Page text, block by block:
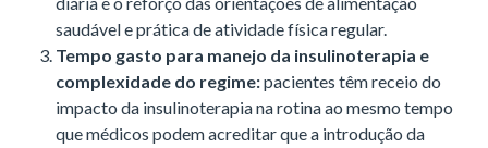
saudável e prática de atividade física regular.
Tempo gasto para manejo da insulinoterapia e
complexidade do regime:pacientes têm receio do
impacto da insulinoterapia na rotina ao mesmo tempo
que médicos podem acreditar que a introdução da